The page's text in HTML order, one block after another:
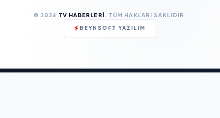
© 2026 TV HABERLERI. TÜM HAKLARI SAKLIDIR.
BEYNSOFT YAZILIM